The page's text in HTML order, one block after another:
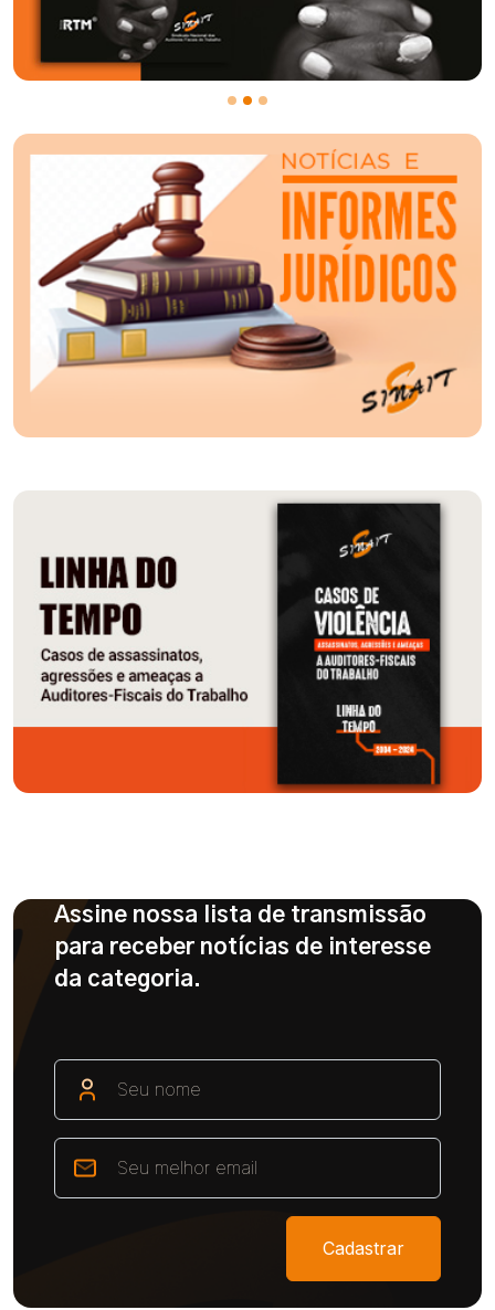
Assine nossa lista de transmissão
para receber notícias de interesse
da categoria.
Cadastrar